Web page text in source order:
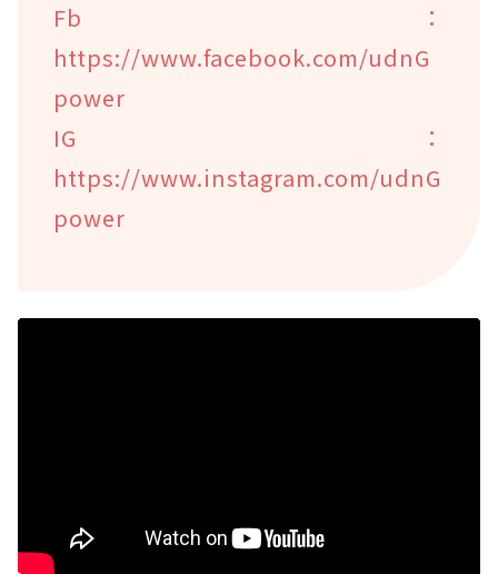
Fb：
https://www.facebook.com/udnG
power
IG：
https://www.instagram.com/udnG
power